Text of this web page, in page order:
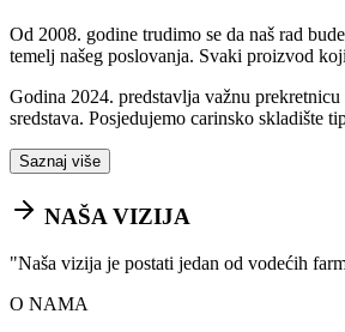
Od 2008. godine trudimo se da naš rad
temelj našeg poslovanja. Svaki proizvod
Godina 2024. predstavlja važnu
sredstava. Posjedujemo carinsko skladište
Saznaj više
NAŠA VIZIJA
"Naša vizija je postati jedan od vodećih
O NAMA